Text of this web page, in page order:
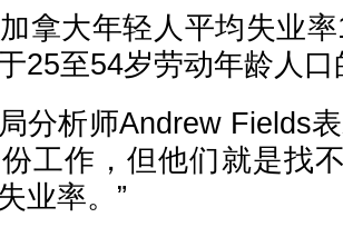
拿大年轻人平均失业
25至54岁劳动年龄人
分析师Andrew Fields
工作，但他们就是找
业率。”